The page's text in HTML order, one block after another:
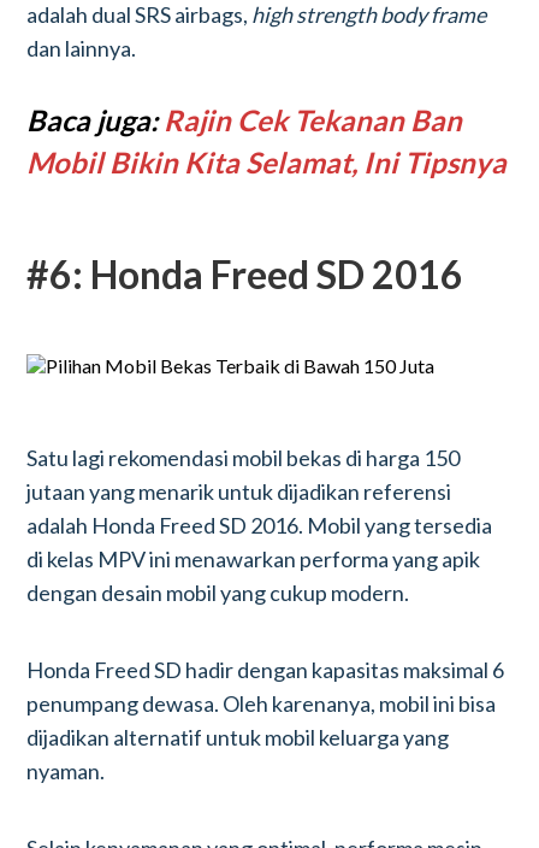
adalah dual SRS airbags, high strength body frame
dan lainnya.
Baca juga:Rajin Cek Tekanan Ban
Mobil Bikin Kita Selamat, Ini Tipsnya
#6: Honda Freed SD 2016
Satu lagi rekomendasi mobil bekas di harga 150
jutaan yang menarik untuk dijadikan referensi
adalah Honda Freed SD 2016. Mobil yang tersedia
di kelas MPV ini menawarkan performa yang apik
dengan desain mobil yang cukup modern.
Honda Freed SD hadir dengan kapasitas maksimal 6
penumpang dewasa. Oleh karenanya, mobil ini bisa
dijadikan alternatif untuk mobil keluarga yang
nyaman.